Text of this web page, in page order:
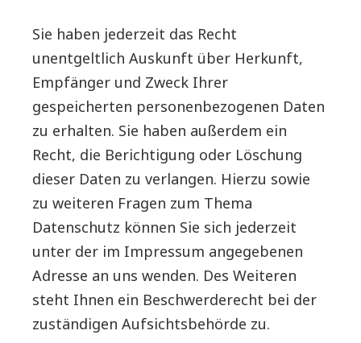
Sie haben jederzeit das Recht
unentgeltlich Auskunft über Herkunft,
Empfänger und Zweck Ihrer
gespeicherten personenbezogenen Daten
zu erhalten. Sie haben außerdem ein
Recht, die Berichtigung oder Löschung
dieser Daten zu verlangen. Hierzu sowie
zu weiteren Fragen zum Thema
Datenschutz können Sie sich jederzeit
unter der im Impressum angegebenen
Adresse an uns wenden. Des Weiteren
steht Ihnen ein Beschwerderecht bei der
zuständigen Aufsichtsbehörde zu.